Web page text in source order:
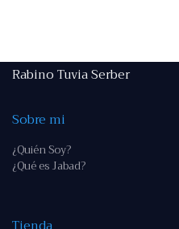
Rabino Tuvia Serber
Sobre mi
¿Quién Soy?
¿Qué es Jabad?